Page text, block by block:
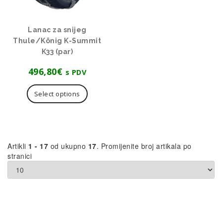
Lanac za snijeg
Thule/König K-Summit
K33 (par)
496,80€ s PDV
Select options
Artikli 1 - 17 od ukupno 17. Promijenite broj artikala po
stranici